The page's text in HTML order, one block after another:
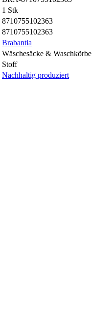
1 Stk
8710755102363
8710755102363
Brabantia
Wäschesäcke & Waschkörbe
Stoff
Nachhaltig produziert